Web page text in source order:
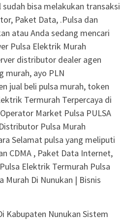
bisa melakukan transaksi
Paket Data, .Pulsa dan
atau Anda sedang mencari
Pulsa Elektrik Murah
distributor dealer agen
murah, ayo PLN
jual beli pulsa murah, token
Termurah Terpercaya di
Market Pulsa PULSA
Pulsa Murah
Selamat pulsa yang meliputi
CDMA , Paket Data Internet,
Elektrik Termurah Pulsa
Murah Di Nunukan | Bisnis
Kabupaten Nunukan Sistem